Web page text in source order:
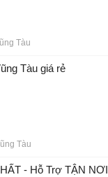
Tàu
Tàu giá rẻ
Tàu
- Hỗ Trợ TẬN NƠI